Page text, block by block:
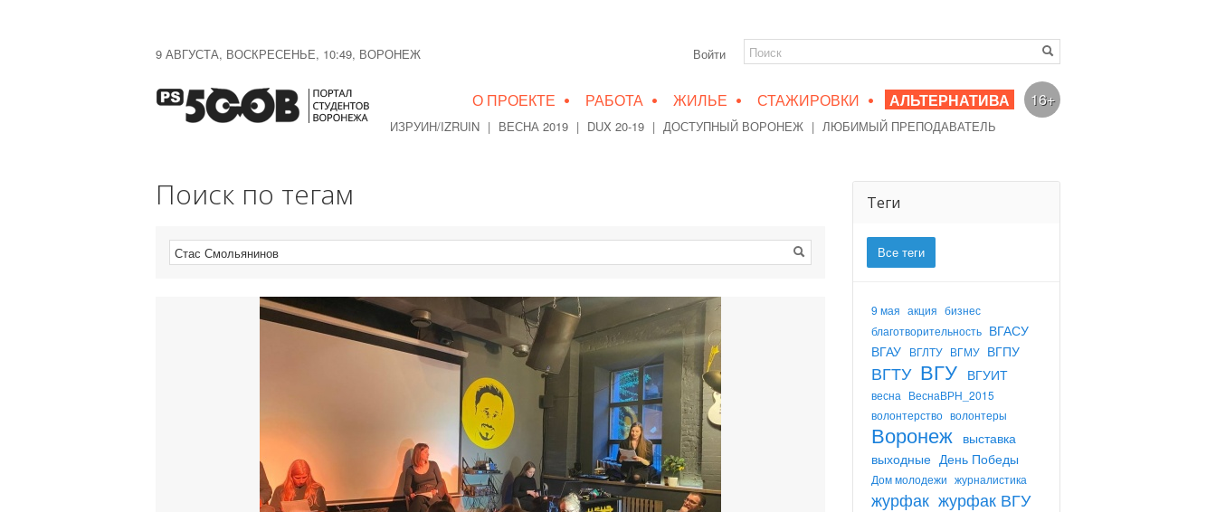
9 АВГУСТА, ВОСКРЕСЕНЬЕ, 10:49, ВОРОНЕЖ Войти
О ПРОЕКТЕ • РАБОТА • ЖИЛЬЕ • СТАЖИРОВКИ • АЛЬТЕРНАТИВА
ИЗРУИН/IZRUIN | ВЕСНА 2019 | DUX 20-19 | ДОСТУПНЫЙ ВОРОНЕЖ | ЛЮБИМЫЙ ПРЕПОДАВАТЕЛЬ
16+
Поиск по тегам Теги
Все теги
9 мая акция бизнес
благотворительность ВГАСУ
ВГАУ ВГЛТУ ВГМУ ВГПУ
ВГТУ ВГУ ВГУИТ
весна ВеснаВРН_2015
волонтерство волонтеры
Воронеж выставка
выходные День Победы
Дом молодежи журналистика
журфак журфак ВГУ